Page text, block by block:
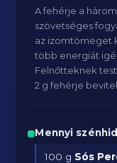
A fehérje a
szövetséges
az izomtömeget
több energiát
Felnőtteknek
2 g fehérje
Mennyi
100 g Sós